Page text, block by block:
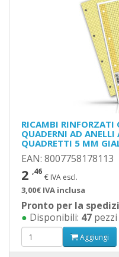
RICAMBI RINFORZATI
QUADERNI AD
QUADRETTI 5 MM
EAN: 8007758178113
2 ,46
€ IVA escl.
3,00€ IVA inclusa
Pronto per la
● Disponibili: 47 pezzi
Aggiungi